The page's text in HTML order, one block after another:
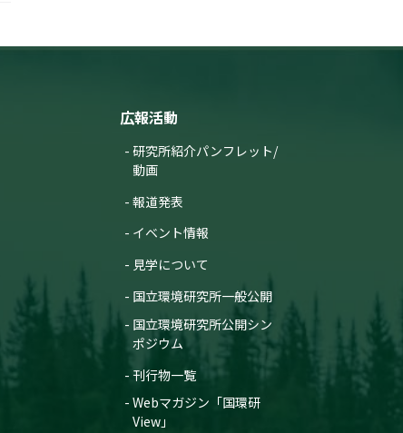
広報活動
研究所紹介パンフレット/
動画
報道発表
イベント情報
見学について
国立環境研究所一般公開
国立環境研究所公開シン
ポジウム
刊行物一覧
Webマガジン「国環研
View」